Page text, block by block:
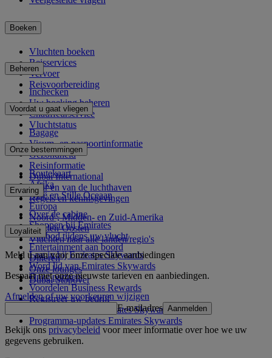
Boeken
Vluchten boeken
Reisservices
Vervoer
Reisvoorbereiding
Beheren
Inchecken
Uw boeking beheren
Chauffeurservice
Vluchtstatus
Voordat u gaat vliegen
Bagage
Visum- en paspoortinformatie
Gezondheid
Reisinformatie
Dubai International
Naar en van de luchthaven
Regels en kennisgevingen
Onze bestemmingen
Routekaart
Afrika
Azië en Stille Oceaan
Europa
Noord-, Midden- en Zuid-Amerika
Midden-Oosten
Vluchten naar alle landen/regio's
Ervaring
Over de cabine
Shoppen bij Emirates
Aanbod tijdens uw vlucht
Entertainment aan boord
Dineren
Onze lounges
Dubai Stopover
Loyaliteit
Log in bij Emirates Skywards
Word lid van Emirates Skywards
Onze partners
Voordelen Business Rewards
Registreer uw bedrijf
Programmaregels Emirates Skywards
Programma-updates Emirates Skywards
Meld u aan voor onze speciale aanbiedingen
Bespaar met onze nieuwste tarieven en aanbiedingen.
Afmelden of uw voorkeuren wijzigen
E-mailadres Aanmelden
Bekijk ons privacybeleid voor meer informatie over hoe we uw
gegevens gebruiken.